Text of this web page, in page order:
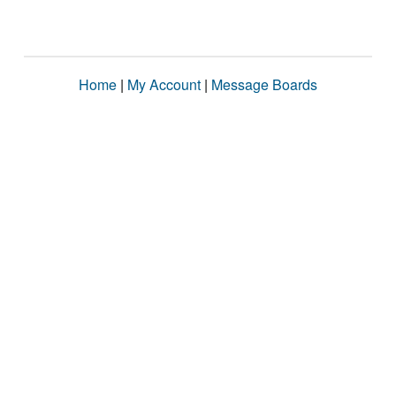
Home | My Account | Message Boards